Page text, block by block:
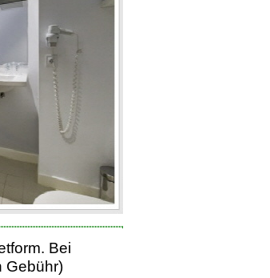
Bei
Gebühr)